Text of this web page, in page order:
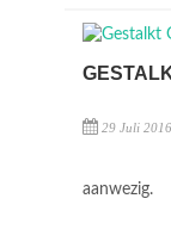
29 Juli 2016
aanwezig.